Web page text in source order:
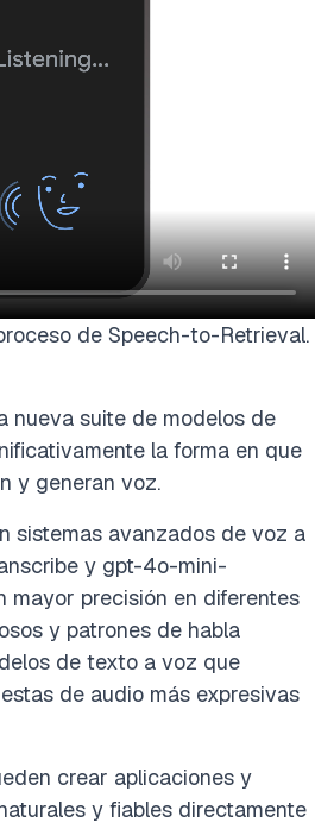
de Speech-to-Retrieval.
nueva suite de modelos de
la forma en que
y generan voz.
sistemas avanzados de voz a
y gpt-4o-mini-
mayor precisión en diferentes
y patrones de habla
de texto a voz que
de audio más expresivas
crear aplicaciones y
y fiables directamente